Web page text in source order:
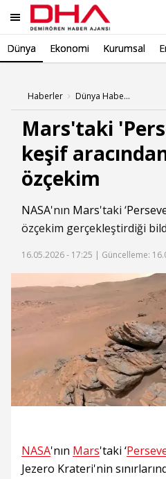
Dünya Ekonomi Kurumsal
Haberler Dünya Haberleri
Mars'taki
keşif
özçekim
NASA'nın Mars'taki ‘
özçekim gerçekleştirdiği
16.05.2026 - 17:25 | Güncelleme:
NASA'nın Mars'taki ‘
Jezero Krateri'nin